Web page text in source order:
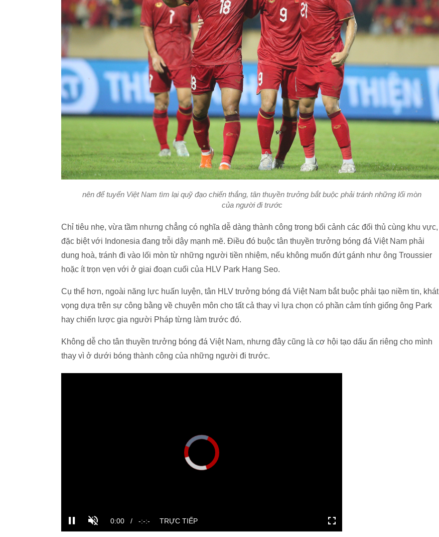
nên để tuyển Việt Nam tìm lại quỹ đạo chiến thắng, tân thuyền trưởng bắt buộc phải tránh những lối mòn
của người đi trước
Chỉ tiêu nhẹ, vừa tầm nhưng chẳng có nghĩa dễ dàng thành công trong bối cảnh các đối thủ cùng khu vực,
đặc biệt với Indonesia đang trỗi dậy mạnh mẽ. Điều đó buộc tân thuyền trưởng bóng đá Việt Nam phải
dung hoà, tránh đi vào lối mòn từ những người tiền nhiệm, nếu không muốn đứt gánh như ông Troussier
hoặc ít trọn vẹn với ở giai đoạn cuối của HLV Park Hang Seo.
Cụ thể hơn, ngoài năng lực huấn luyện, tân HLV trưởng bóng đá Việt Nam bắt buộc phải tạo niềm tin, khát
vọng dựa trên sự công bằng về chuyên môn cho tất cả thay vì lựa chọn có phần cảm tính giống ông Park
hay chiến lược gia người Pháp từng làm trước đó.
Không dễ cho tân thuyền trưởng bóng đá Việt Nam, nhưng đây cũng là cơ hội tạo dấu ấn riêng cho mình
thay vì ở dưới bóng thành công của những người đi trước.